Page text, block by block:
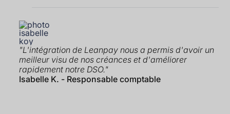
"L'intégration de Leanpay nous a permis d'avoir un
meilleur visu de nos créances et d'améliorer
rapidement notre DSO."
Isabelle K. - Responsable comptable